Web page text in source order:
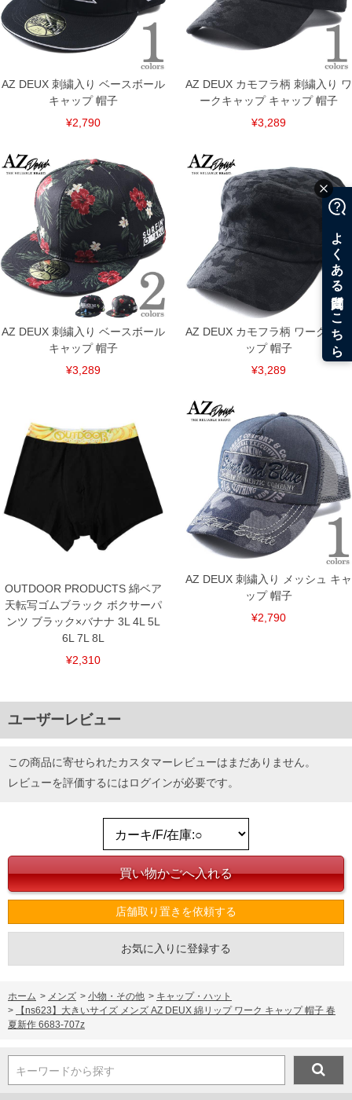
COLOR VARIATION
AZ DEUX 刺繍入り ベースボール
キャップ 帽子
¥2,790
AZ DEUX カモフラ柄 刺繍入り ワ
ークキャップ キャップ 帽子
¥3,289
AZ DEUX 刺繍入り ベースボール
キャップ 帽子
¥3,289
AZ DEUX カモフラ柄 ワーク キャ
ップ 帽子
¥3,289
OUTDOOR PRODUCTS 綿ベア
天転写ゴムブラック ボクサーパ
ンツ ブラック×バナナ 3L 4L 5L
6L 7L 8L
¥2,310
AZ DEUX 刺繍入り メッシュ キャ
ップ 帽子
¥2,790
ユーザーレビュー
この商品に寄せられたカスタマーレビューはまだありません。
レビューを評価するにはログインが必要です。
店舗取り置きを依頼する
お気に入りに登録する
ホーム > メンズ > 小物・その他 > キャップ・ハット
>
【ns623】大きいサイズ メンズ AZ DEUX 綿リップ ワーク キャップ 帽子 春
夏新作 6683-707z
キーワードから探す